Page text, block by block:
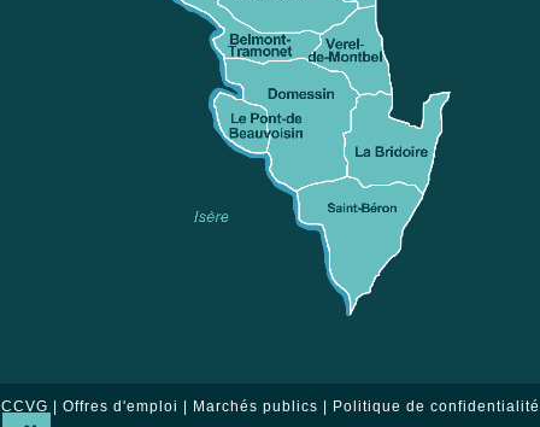
CCVG | Offres d'emploi Marchés publics Politique de confidentialité